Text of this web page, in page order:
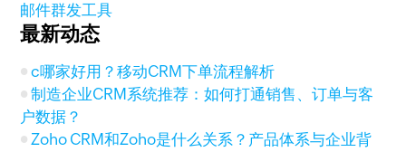
邮件群发工具
最新动态
c哪家好用？移动CRM下单流程解析
制造企业CRM系统推荐：如何打通销售、订单与客
户数据？
Zoho CRM和Zoho是什么关系？产品体系与企业背